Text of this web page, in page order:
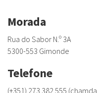
Morada
Rua do Sabor N.º 3A
5300-553 Gimonde
Telefone
(+351) 273 382 555